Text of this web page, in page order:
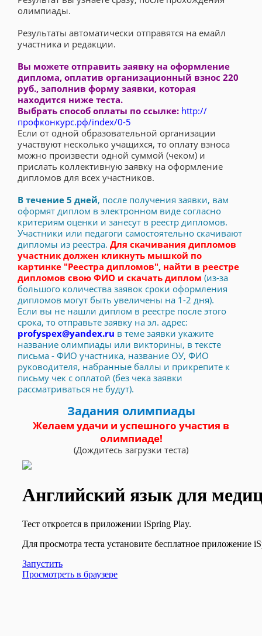
олимпиады.
Результаты автоматически отправятся на емайл
участника и редакции.
Вы можете отправить заявку на оформление
диплома, оплатив организационный взнос 220
руб., заполнив форму заявки, которая
находится ниже теста.
Выбрать способ оплаты по ссылке: http://
профконкурс.рф/index/0-5
Если от одной образовательной организации
участвуют несколько учащихся, то оплату взноса
можно произвести одной суммой (чеком) и
прислать коллективную заявку на оформление
дипломов для всех участников.
В течение 5 дней, после получения заявки, вам
оформят диплом в электронном виде согласно
критериям оценки и занесут в реестр дипломов.
Участники или педагоги самостоятельно скачивают
дипломы из реестра. Для скачивания дипломов
участник должен кликнуть мышкой по
картинке "Реестра дипломов", найти в реестре
дипломов свою ФИО и скачать диплом (из-за
большого количества заявок сроки оформления
дипломов могут быть увеличены на 1-2 дня).
Если вы не нашли диплом в реестре после этого
срока, то отправьте заявку на эл. адрес:
profyspex@yandex.ru в теме заявки укажите
название олимпиады или викторины, в тексте
письма - ФИО участника, название ОУ, ФИО
руководителя, набранные баллы и прикрепите к
письму чек с оплатой (без чека заявки
рассматриваться не будут).
Задания олимпиады
Желаем удачи и успешного участия в
олимпиаде!
(Дождитесь загрузки теста)